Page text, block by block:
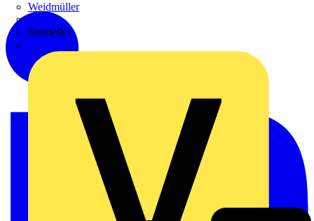
Weidmüller
Zaptec
Hersteller